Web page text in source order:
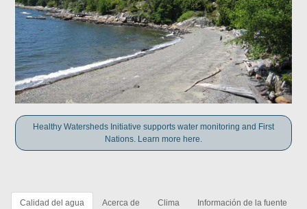
Healthy Watersheds Initiative supports water monitoring and First
Nations. Learn more here.
Calidad del agua Acerca de Clima Información de la fuente